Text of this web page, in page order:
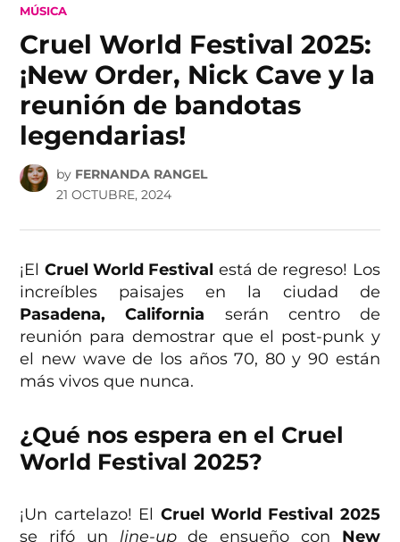
POSTED
MÚSICA
Cruel World Festival 2025:
¡New Order, Nick Cave y la
reunión de bandotas
legendarias!
by FERNANDA RANGEL
21 OCTUBRE, 2024
¡El Cruel World Festival está de regreso! Los
increíbles paisajes en la ciudad de
Pasadena, California serán centro de
reunión para demostrar que el post-punk y
el new wave de los años 70, 80 y 90 están
más vivos que nunca.
¿Qué nos espera en el Cruel
World Festival 2025?
¡Un cartelazo! El Cruel World Festival 2025
se rifó un line-upde ensueño con New